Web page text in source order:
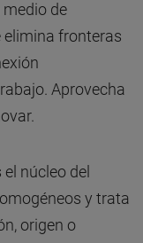
de
elimina fronteras
Aprovecha
el núcleo del
y trata
origen o